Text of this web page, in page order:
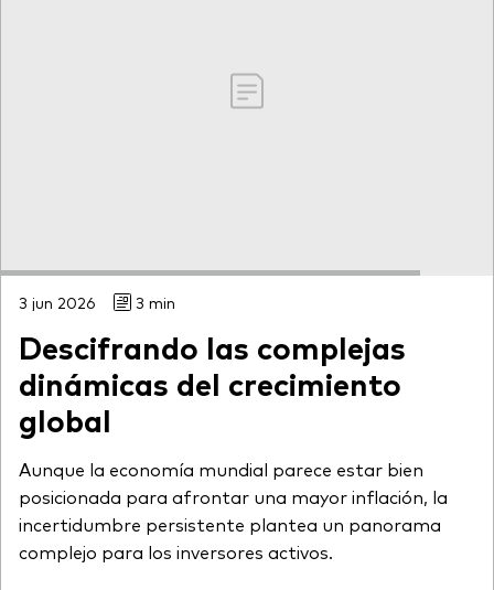
3 jun 2026 3 min
Descifrando las complejas
dinámicas del crecimiento
global
Aunque la economía mundial parece estar bien
posicionada para afrontar una mayor inflación, la
incertidumbre persistente plantea un panorama
complejo para los inversores activos.